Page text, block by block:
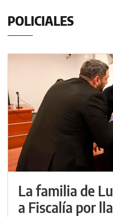
POLICIALES
La familia de
a Fiscalía por